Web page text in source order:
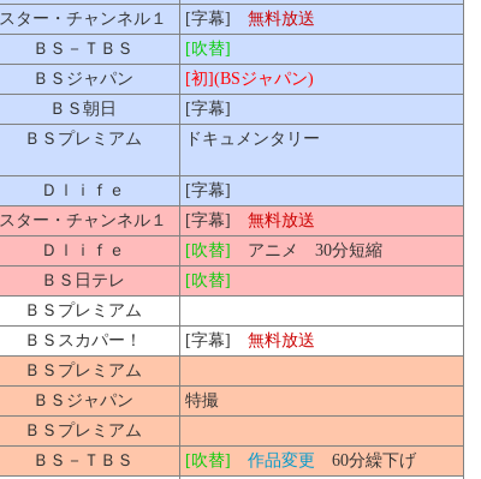
スター・チャンネル１ [字幕] 無料放送
ＢＳ－ＴＢＳ
[吹替]
ＢＳジャパン
[初](BSジャパン)
ＢＳ朝日
[字幕]
ＢＳプレミアム ドキュメンタリー
Ｄｌｉｆｅ
[字幕]
スター・チャンネル１ [字幕] 無料放送
Ｄｌｉｆｅ [吹替] アニメ 30分短縮
ＢＳ日テレ
[吹替]
ＢＳプレミアム
ＢＳスカパー！ [字幕] 無料放送
ＢＳプレミアム
ＢＳジャパン
特撮
ＢＳプレミアム
ＢＳ－ＴＢＳ [吹替] 作品変更
60分繰下げ